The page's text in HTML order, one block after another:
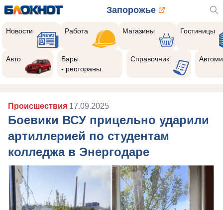
Запорожье
Новости Работа Магазины Гостиницы
Авто
Бары
- рестораны
Справочник
Происшествия 17.09.2025
Боевики ВСУ прицельно ударили
артиллерией по студентам
колледжа в Энергодаре